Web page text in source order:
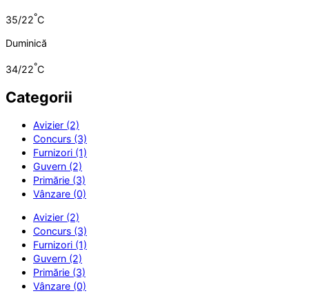
35/22°C
Duminică
34/22°C
Categorii
Avizier (2)
Concurs (3)
Furnizori (1)
Guvern (2)
Primărie (3)
Vânzare (0)
Avizier (2)
Concurs (3)
Furnizori (1)
Guvern (2)
Primărie (3)
Vânzare (0)